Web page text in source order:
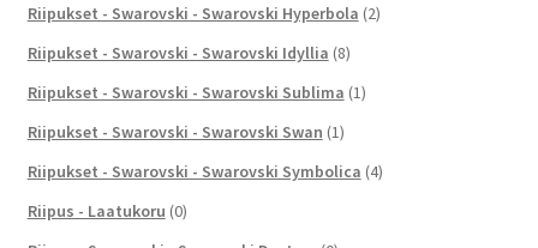
Riipukset - Swarovski - Swarovski Hyperbola (2)
Riipukset - Swarovski - Swarovski Idyllia (8)
Riipukset - Swarovski - Swarovski Sublima (1)
Riipukset - Swarovski - Swarovski Swan (1)
Riipukset - Swarovski - Swarovski Symbolica (4)
Riipus - Laatukoru (0)